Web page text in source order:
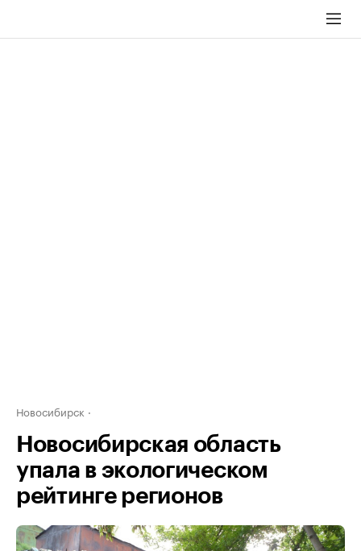
Новосибирск
Новосибирская область
упала в экологическом
рейтинге регионов